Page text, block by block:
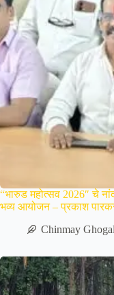
“भारुड महोत्सव 2026″ चे
भव्य आयोजन – प्रकाश
Chinmay